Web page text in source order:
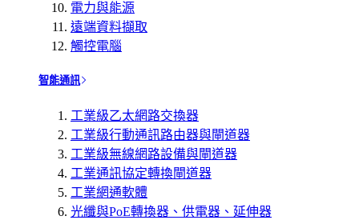
電力與能源
遠端資料擷取
觸控電腦
智能通訊
工業級乙太網路交換器
工業級行動通訊路由器與閘道器
工業級無線網路設備與閘道器
工業通訊協定轉換閘道器
工業網通軟體
光纖與PoE轉換器、供電器、延伸器